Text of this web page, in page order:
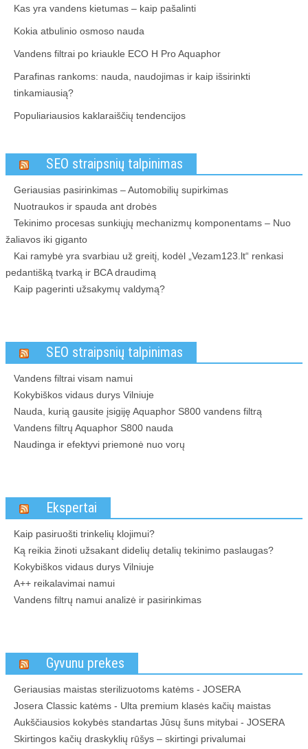
Kas yra vandens kietumas – kaip pašalinti
Kokia atbulinio osmoso nauda
Vandens filtrai po kriaukle ECO H Pro Aquaphor
Parafinas rankoms: nauda, naudojimas ir kaip išsirinkti
tinkamiausią?
Populiariausios kaklaraiščių tendencijos
SEO straipsnių talpinimas
Geriausias pasirinkimas – Automobilių supirkimas
Nuotraukos ir spauda ant drobės
Tekinimo procesas sunkiųjų mechanizmų komponentams – Nuo
žaliavos iki giganto
Kai ramybė yra svarbiau už greitį, kodėl „Vezam123.lt“ renkasi
pedantišką tvarką ir BCA draudimą
Kaip pagerinti užsakymų valdymą?
SEO straipsnių talpinimas
Vandens filtrai visam namui
Kokybiškos vidaus durys Vilniuje
Nauda, kurią gausite įsigiję Aquaphor S800 vandens filtrą
Vandens filtrų Aquaphor S800 nauda
Naudinga ir efektyvi priemonė nuo vorų
Ekspertai
Kaip pasiruošti trinkelių klojimui?
Ką reikia žinoti užsakant didelių detalių tekinimo paslaugas?
Kokybiškos vidaus durys Vilniuje
A++ reikalavimai namui
Vandens filtrų namui analizė ir pasirinkimas
Gyvunu prekes
Geriausias maistas sterilizuotoms katėms - JOSERA
Josera Classic katėms - Ulta premium klasės kačių maistas
Aukščiausios kokybės standartas Jūsų šuns mitybai - JOSERA
Skirtingos kačių draskyklių rūšys – skirtingi privalumai